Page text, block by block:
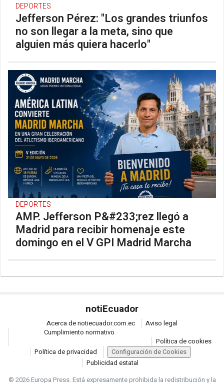
DEPORTES
Jefferson Pérez: "Los grandes triunfos
no son llegar a la meta, sino que
alguien más quiera hacerlo"
DEPORTES
AMP. Jefferson P&#233;rez llegó a
Madrid para recibir homenaje este
domingo en el V GPI Madrid Marcha
notiEcuador
Acerca de notiecuador.com.ec
Aviso legal
Cumplimiento normativo
Política de cookies
Política de privacidad
Configuración de Cookies
Publicidad estatal
© 2026 Europa Press.Está expresamente prohibida la redistribución y la